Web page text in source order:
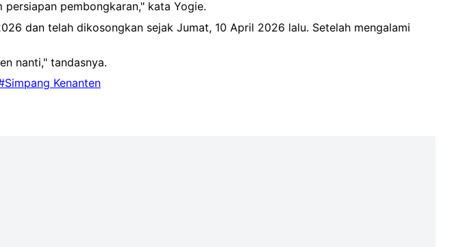
pembongkaran," kata Yogie.
dan telah dikosongkan sejak Jumat, 10 April 2026 lalu. Setelah mengalami
nanti," tandasnya.
Kenanten